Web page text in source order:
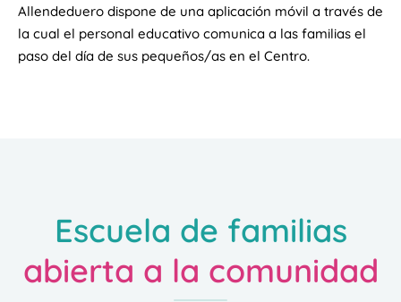
Allendeduero dispone de una aplicación móvil a través de
la cual el personal educativo comunica a las familias el
paso del día de sus pequeños/as en el Centro.
Escuela de familias
abierta a la comunidad